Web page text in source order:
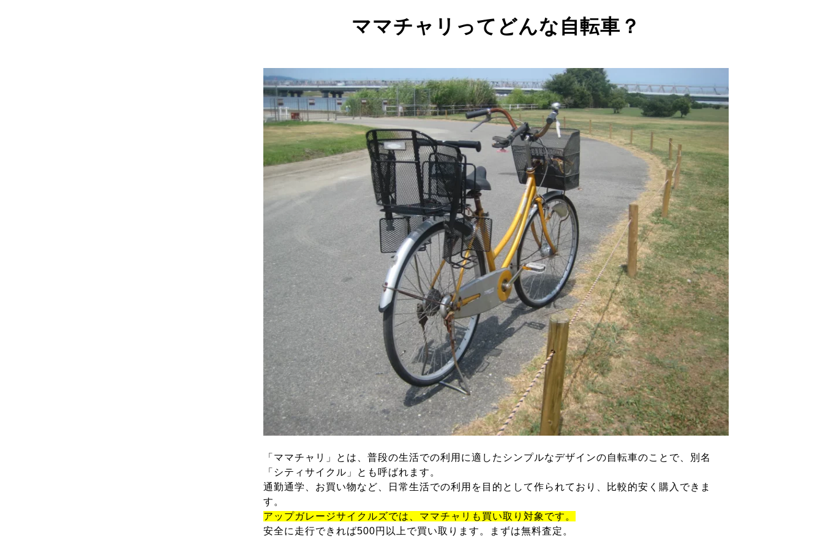
ママチャリってどんな自転車？
「ママチャリ」とは、普段の生活での利用に適したシンプルなデザインの自転車のことで、別名
「シティサイクル」とも呼ばれます。
通勤通学、お買い物など、日常生活での利用を目的として作られており、比較的安く購入できま
す。
アップガレージサイクルズでは、ママチャリも買い取り対象です。
安全に走行できれば500円以上で買い取ります。まずは無料査定。